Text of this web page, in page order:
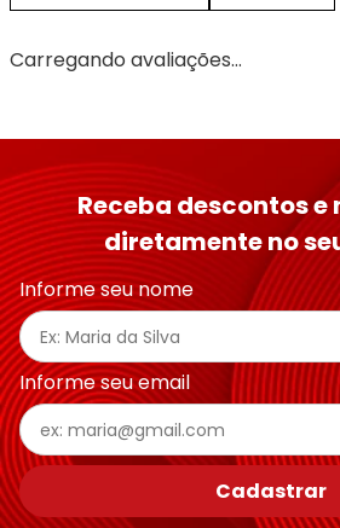
Carregando avaliações…
Receba descontos e
diretamente no
Informe seu nome
Informe seu email
Cadastrar